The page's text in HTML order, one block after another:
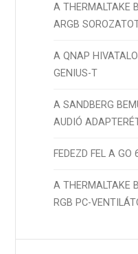
A THERMALTAKE
ARGB
A QNAP
GENIUS-T
A SANDBERG
AUDIÓ
FEDEZD FEL A
A THERMALTAKE
RGB PC-